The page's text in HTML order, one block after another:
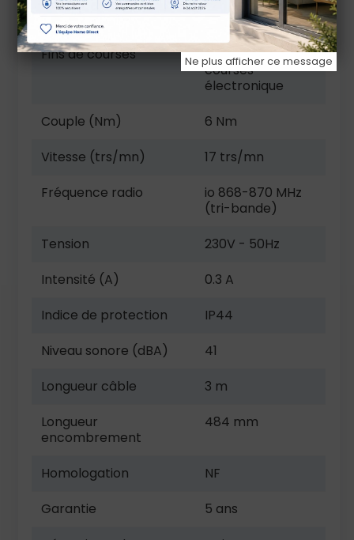
Fins de courses
Cage fins de
courses
électronique
Couple (Nm)
6 Nm
Vitesse (trs/mn)
17 trs/mn
Fréquence radio
io 868-870 MHz
(tri-bande)
Tension
230V - 50Hz
Intensité (A)
0.3 A
Indice de protection
IP44
Niveau sonore (dBA)
41
Longueur câble
3 m
Longueur
encombrement
484 mm
Homologation
NF
Garantie
5 ans
Ne plus afficher ce message